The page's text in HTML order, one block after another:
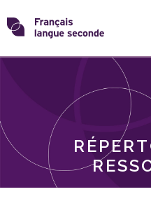
Skip
toTransformons
langue
THÈMES